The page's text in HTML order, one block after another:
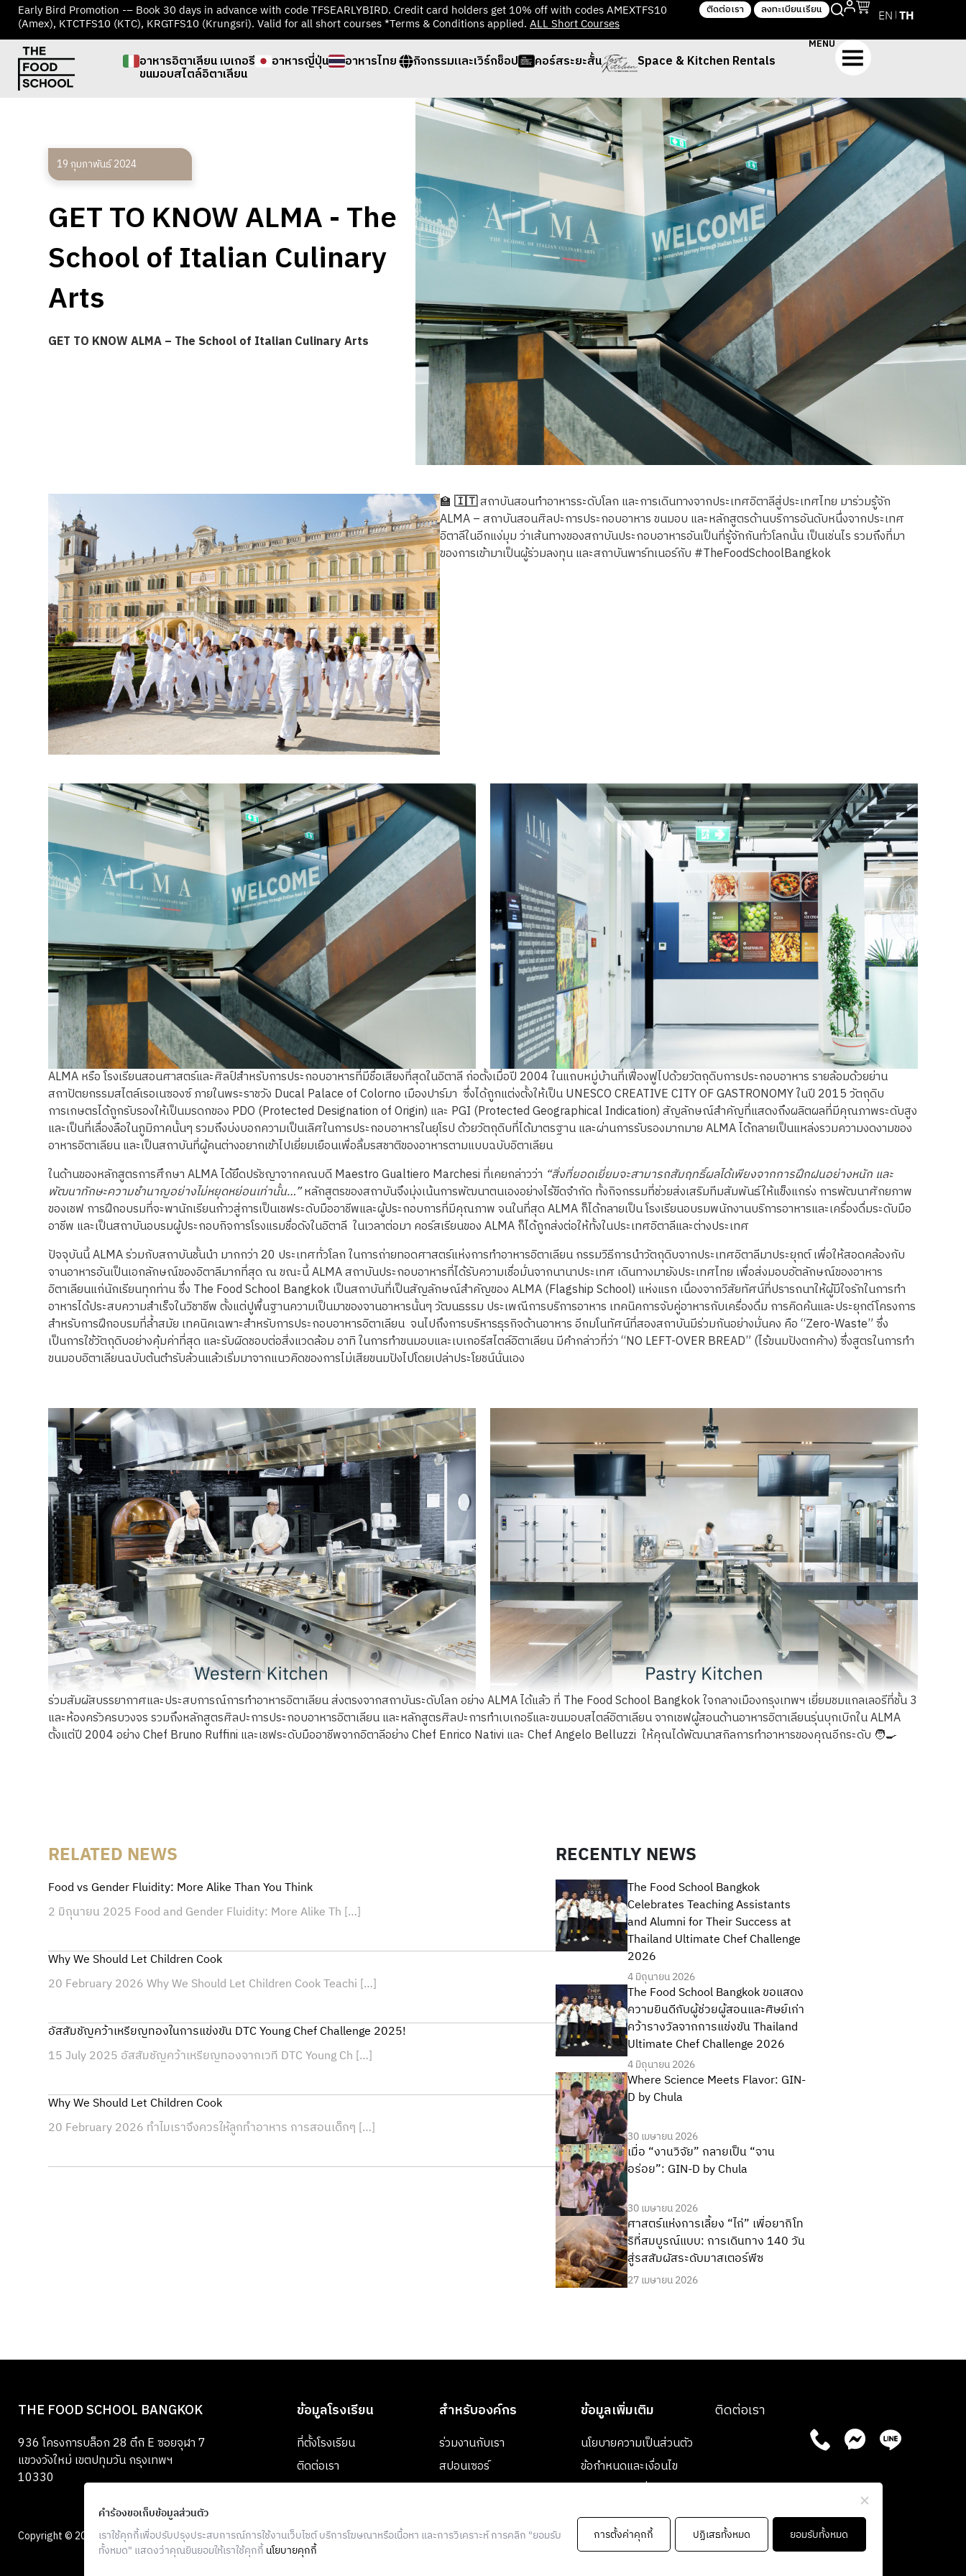
Early Bird Promotion -– Book 30 days in advance with code TFSEARLYBIRD. Credit card holders get 10% off with codes AMEXTFS10
(Amex), KTCTFS10 (KTC), KRGTFS10 (Krungsri). Valid for all short courses *Terms & Conditions applied. ALL Short Courses
ติดต่อเรา ลงทะเบียนเรียน EN TH
อาหารอิตาเลียน เบเกอรี
ขนมอบสไตล์อิตาเลียน
อาหารญี่ปุ่น อาหารไทย กิจกรรมและเวิร์กช็อป คอร์สระยะสั้น Space & Kitchen Rentals
MENU
19 กุมภาพันธ์ 2024
GET TO KNOW ALMA - The
School of Italian Culinary
Arts
GET TO KNOW ALMA – The School of Italian Culinary Arts
🏫 🇮🇹สถาบันสอนทำอาหารระดับโลก และการเดินทางจากประเทศอิตาลีสู่ประเทศไทย มาร่วมรู้จัก
ALMA – สถาบันสอนศิลปะการประกอบอาหาร ขนมอบ และหลักสูตรด้านบริการอันดับหนึ่งจากประเทศ
อิตาลีในอีกแง่มุม ว่าเส้นทางของสถาบันประกอบอาหารอันเป็นที่รู้จักกันทั่วโลกนั้น เป็นเช่นไร รวมถึงที่มา
ของการเข้ามาเป็นผู้ร่วมลงทุน และสถาบันพาร์ทเนอร์กับ #TheFoodSchoolBangkok
ALMA หรือ โรงเรียนสอนศาสตร์และศิลป์สำหรับการประกอบอาหารที่มีชื่อเสียงที่สุดในอิตาลี ก่อตั้งเมื่อปี 2004 ในแถบหมู่บ้านที่เฟื่องฟูไปด้วยวัตถุดิบการประกอบอาหาร รายล้อมด้วยย่าน
สถาปัตยกรรมสไตล์เรอเนซองซ์ ภายในพระราชวัง Ducal Palace of Colorno เมืองปาร์มา ซึ่งได้ถูกแต่งตั้งให้เป็น UNESCO CREATIVE CITY OF GASTRONOMY ในปี 2015 วัตถุดิบ
การเกษตรได้ถูกรับรองให้เป็นมรดกของ PDO (Protected Designation of Origin) และ PGI (Protected Geographical Indication) สัญลักษณ์สำคัญที่แสดงถึงผลิตผลที่มีคุณภาพระดับสูง
และเป็นที่เลื่องลือในภูมิภาคนั้นๆ รวมถึงบ่งบอกความเป็นเลิศในการประกอบอาหารในยุโรป ด้วยวัตถุดิบที่ได้มาตรฐาน และผ่านการรับรองมากมาย ALMA ได้กลายเป็นแหล่งรวมความงดงามของ
อาหารอิตาเลียน และเป็นสถาบันที่ผู้คนต่างอยากเข้าไปเยี่ยมเยือนเพื่อลิ้มรสชาติของอาหารตามแบบฉบับอิตาเลียน
ในด้านของหลักสูตรการศึกษา ALMA ได้ยึดปรัชญาจากคณบดี Maestro Gualtiero Marchesi ที่เคยกล่าวว่า “สิ่งที่ยอดเยี่ยมจะสามารถสัมฤทธิ์ผลได้เพียงจากการฝึกฝนอย่างหนัก และ
พัฒนาทักษะความชำนาญอย่างไม่หยุดหย่อนเท่านั้น…”หลักสูตรของสถาบันจึงมุ่งเน้นการพัฒนาตนเองอย่างไร้ขีดจำกัด ทั้งกิจกรรมที่ช่วยส่งเสริมทีมสัมพันธ์ให้แข็งแกร่ง การพัฒนาศักยภาพ
ของเชฟ การฝึกอบรมที่จะพานักเรียนก้าวสู่การเป็นเชฟระดับมืออาชีพและผู้ประกอบการที่มีคุณภาพ จนในที่สุด ALMA ก็ได้กลายเป็น โรงเรียนอบรมพนักงานบริการอาหารและเครื่องดื่มระดับมือ
อาชีพ และเป็นสถาบันอบรมผู้ประกอบกิจการโรงแรมชื่อดังในอิตาลี ในเวลาต่อมา คอร์สเรียนของ ALMA ก็ได้ถูกส่งต่อให้ทั้งในประเทศอิตาลีและต่างประเทศ
ปัจจุบันนี้ ALMA ร่วมกับสถาบันชั้นนำ มากกว่า 20 ประเทศทั่วโลก ในการถ่ายทอดศาสตร์แห่งการทำอาหารอิตาเลียน กรรมวิธีการนำวัตถุดิบจากประเทศอิตาลีมาประยุกต์ เพื่อให้สอดคล้องกับ
จานอาหารอันเป็นเอกลักษณ์ของอิตาลีมากที่สุด ณ ขณะนี้ ALMA สถาบันประกอบอาหารที่ได้รับความเชื่อมั่นจากนานาประเทศ เดินทางมายังประเทศไทย เพื่อส่งมอบอัตลักษณ์ของอาหาร
อิตาเลียนแก่นักเรียนทุกท่าน ซึ่ง The Food School Bangkok เป็นสถาบันที่เป็นสัญลักษณ์สำคัญของ ALMA (Flagship School) แห่งแรก เนื่องจากวิสัยทัศน์ที่ปรารถนาให้ผู้มีใจรักในการทำ
อาหารได้ประสบความสำเร็จในวิชาชีพ ตั้งแต่ปูพื้นฐานความเป็นมาของจานอาหารนั้นๆ วัฒนธรรม ประเพณีการบริการอาหาร เทคนิคการจับคู่อาหารกับเครื่องดื่ม การคิดค้นและประยุกต์โครงการ
สำหรับการฝึกอบรมที่ล้ำสมัย เทคนิคเฉพาะสำหรับการประกอบอาหารอิตาเลียน จนไปถึงการบริหารธุรกิจด้านอาหาร อีกมโนทัศน์ที่สองสถาบันมีร่วมกันอย่างมั่นคง คือ “Zero-Waste” ซึ่ง
เป็นการใช้วัตถุดิบอย่างคุ้มค่าที่สุด และรับผิดชอบต่อสิ่งแวดล้อม อาทิ ในการทำขนมอบและเบเกอรีสไตล์อิตาเลียน มีคำกล่าวที่ว่า “NO LEFT-OVER BREAD” (ไร้ขนมปังตกค้าง) ซึ่งสูตรในการทำ
ขนมอบอิตาเลียนฉบับต้นตำรับล้วนแล้วเริ่มมาจากแนวคิดของการไม่เสียขนมปังไปโดยเปล่าประโยชน์นั่นเอง
ร่วมสัมผัสบรรยากาศและประสบการณ์การทำอาหารอิตาเลียน ส่งตรงจากสถาบันระดับโลก อย่าง ALMA ได้แล้ว ที่ The Food School Bangkok ใจกลางเมืองกรุงเทพฯ เยี่ยมชมแกลเลอรีที่ชั้น 3
และห้องครัวครบวงจร รวมถึงหลักสูตรศิลปะการประกอบอาหารอิตาเลียน และหลักสูตรศิลปะการทำเบเกอรีและขนมอบสไตล์อิตาเลียน จากเชฟผู้สอนด้านอาหารอิตาเลียนรุ่นบุกเบิกใน ALMA
ตั้งแต่ปี 2004 อย่าง Chef Bruno Ruffini และเชฟระดับมืออาชีพจากอิตาลีอย่าง Chef Enrico Nativi และ Chef Angelo Belluzzi ให้คุณได้พัฒนาสกิลการทำอาหารของคุณอีกระดับ 🧑‍🍳
RELATED NEWS
Food vs Gender Fluidity: More Alike Than You Think
2 มิถุนายน 2025 Food and Gender Fluidity: More Alike Th […]
Why We Should Let Children Cook
20 February 2026 Why We Should Let Children Cook Teachi […]
อัสสัมชัญคว้าเหรียญทองในการแข่งขัน DTC Young Chef Challenge 2025!
15 July 2025 อัสสัมชัญคว้าเหรียญทองจากเวที DTC Young Ch […]
Why We Should Let Children Cook
20 February 2026 ทำไมเราจึงควรให้ลูกทำอาหาร การสอนเด็กๆ […]
RECENTLY NEWS
The Food School Bangkok
Celebrates Teaching Assistants
and Alumni for Their Success at
Thailand Ultimate Chef Challenge
2026
4 มิถุนายน 2026
The Food School Bangkok ขอแสดง
ความยินดีกับผู้ช่วยผู้สอนและศิษย์เก่า
คว้ารางวัลจากการแข่งขัน Thailand
Ultimate Chef Challenge 2026
4 มิถุนายน 2026
Where Science Meets Flavor: GIN-
D by Chula
30 เมษายน 2026
เมื่อ “งานวิจัย” กลายเป็น “จาน
อร่อย”: GIN-D by Chula
30 เมษายน 2026
ศาสตร์แห่งการเลี้ยง “ไก่” เพื่อยากิโท
ริที่สมบูรณ์แบบ: การเดินทาง 140 วัน
สู่รสสัมผัสระดับมาสเตอร์พีซ
27 เมษายน 2026
THE FOOD SCHOOL BANGKOK
936 โครงการบล็อก 28 ตึก E ซอยจุฬา 7
แขวงวังใหม่ เขตปทุมวัน กรุงเทพฯ
10330
ข้อมูลโรงเรียน
ที่ตั้งโรงเรียน
ติดต่อเรา
สำหรับองค์กร
ร่วมงานกับเรา
สปอนเซอร์
ข้อมูลเพิ่มเติม
นโยบายความเป็นส่วนตัว
ข้อกำหนดและเงื่อนไข
ติดต่อเรา
Copyright © 2026 The Food School Bangkok. All Rights Reserved.
คำร้องขอเก็บข้อมูลส่วนตัว
เราใช้คุกกี้เพื่อปรับปรุงประสบการณ์การใช้งานเว็บไซต์ บริการโฆษณาหรือเนื้อหา และการวิเคราะห์ การคลิก "ยอมรับ
ทั้งหมด" แสดงว่าคุณยินยอมให้เราใช้คุกกี้นโยบายคุกกี้
การตั้งค่าคุกกี้ ปฏิเสธทั้งหมด ยอมรับทั้งหมด